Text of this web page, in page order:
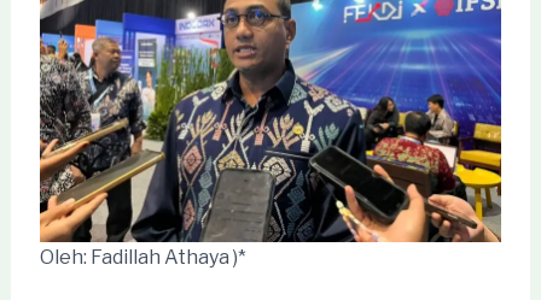
Oleh: Fadillah Athaya )*